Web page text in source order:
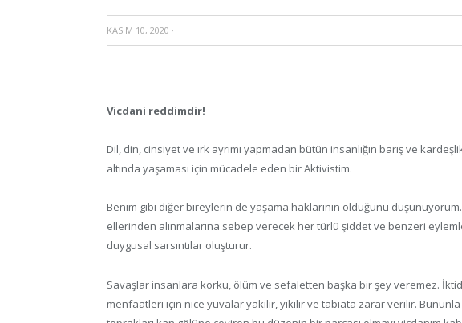
KASIM 10, 2020 ·
Vicdani reddimdir!
Dil, din, cinsiyet ve ırk ayrımı yapmadan bütün insanlığın barış ve
altında yaşaması için mücadele eden bir Aktivistim.
Benim gibi diğer bireylerin de yaşama haklarının olduğunu
ellerinden alınmalarına sebep verecek her türlü şiddet ve benzeri
duygusal sarsıntılar oluşturur.
Savaşlar insanlara korku, ölüm ve sefaletten başka bir şey veremez.
menfaatleri için nice yuvalar yakılır, yıkılır ve tabiata zarar verilir.